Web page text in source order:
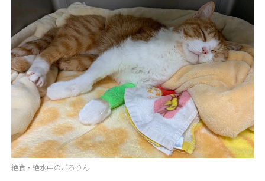
絶食・絶水中のごろりん